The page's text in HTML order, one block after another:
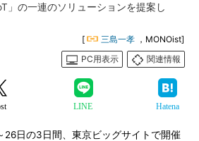
」の一連のソリューションを提案し
[ 三島一孝 ，MONOist]
PC用表示
関連情報
LINE Hatena
日の3日間、東京ビッグサイトで開催